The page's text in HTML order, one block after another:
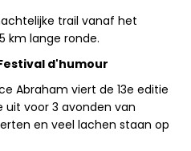
trail vanaf het
km lange ronde.
d'humour
Abraham viert de 13e editie
uit voor 3 avonden van
en veel lachen staan op